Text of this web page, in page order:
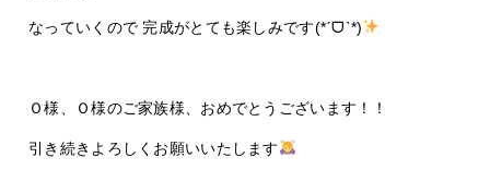
なっていくので 完成がとても楽しみです(*ˊᗜˋ*)
Ｏ様、Ｏ様のご家族様、おめでとうございます！！
引き続きよろしくお願いいたします